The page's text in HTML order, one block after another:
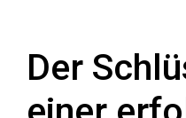
Der